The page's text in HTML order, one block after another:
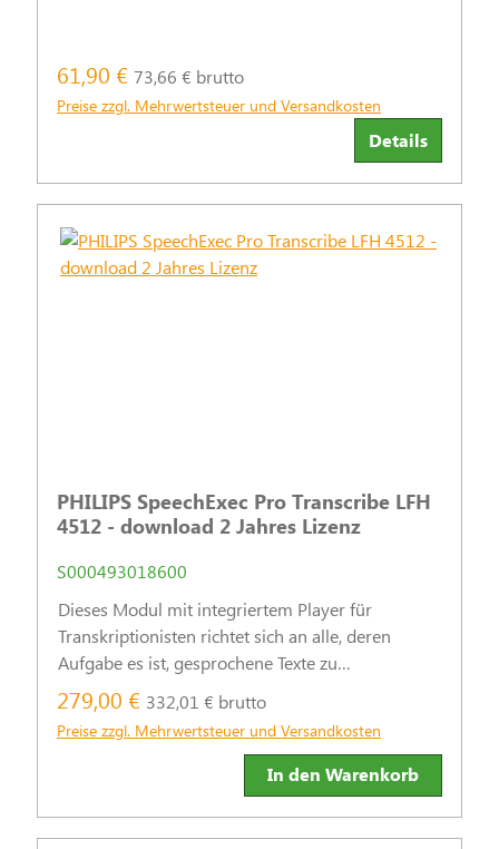
61,90 € 73,66 € brutto
Preise zzgl. Mehrwertsteuer und Versandkosten
Details
PHILIPS SpeechExec Pro Transcribe LFH
4512 - download 2 Jahres Lizenz
S000493018600
Dieses Modul mit integriertem Player für
Transkriptionisten richtet sich an alle, deren
Aufgabe es ist, gesprochene Texte zu
transkribieren.
279,00 € 332,01 € brutto
Preise zzgl. Mehrwertsteuer und Versandkosten
In den Warenkorb